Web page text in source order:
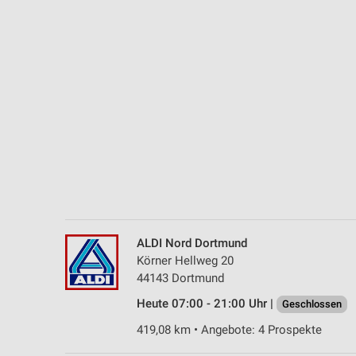
ALDI Nord Dortmund
Körner Hellweg 20
44143 Dortmund
Heute 07:00 - 21:00 Uhr |
Geschlossen
419,08 km • Angebote: 4 Prospekte
Notwendig
Performance